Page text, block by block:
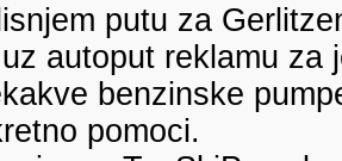
putu za
autoput reklamu
benzinske
pomoci.